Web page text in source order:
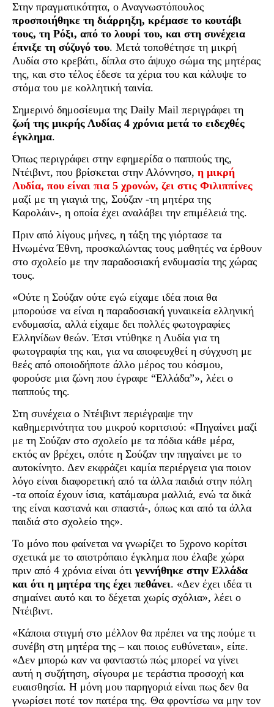
Στην πραγματικότητα, ο Αναγνωστόπουλος
προσποιήθηκε τη διάρρηξη, κρέμασε το κουτάβι
τους, τη Ρόξι, από το λουρί του, και στη συνέχεια
έπνιξε τη σύζυγό του. Μετά τοποθέτησε τη μικρή
Λυδία στο κρεβάτι, δίπλα στο άψυχο σώμα της μητέρας
της, και στο τέλος έδεσε τα χέρια του και κάλυψε το
στόμα του με κολλητική ταινία.
Σημερινό δημοσίευμα της Daily Mail περιγράφει τη
ζωή της μικρής Λυδίας 4 χρόνια μετά το ειδεχθές
έγκλημα.
Όπως περιγράφει στην εφημερίδα ο παππούς της,
Ντέιβιντ, που βρίσκεται στην Αλόννησο, η μικρή
Λυδία, που είναι πια 5 χρονών, ζει στις Φιλιππίνες
μαζί με τη γιαγιά της, Σούζαν -τη μητέρα της
Καρολάιν-, η οποία έχει αναλάβει την επιμέλειά της.
Πριν από λίγους μήνες, η τάξη της γιόρτασε τα
Ηνωμένα Έθνη, προσκαλώντας τους μαθητές να έρθουν
στο σχολείο με την παραδοσιακή ενδυμασία της χώρας
τους.
«Ούτε η Σούζαν ούτε εγώ είχαμε ιδέα ποια θα
μπορούσε να είναι η παραδοσιακή γυναικεία ελληνική
ενδυμασία, αλλά είχαμε δει πολλές φωτογραφίες
Ελληνίδων θεών. Έτσι ντύθηκε η Λυδία για τη
φωτογραφία της και, για να αποφευχθεί η σύγχυση με
θεές από οποιοδήποτε άλλο μέρος του κόσμου,
φορούσε μια ζώνη που έγραφε “Ελλάδα”», λέει ο
παππούς της.
Στη συνέχεια ο Ντέιβιντ περιέγραψε την
καθημερινότητα του μικρού κοριτσιού: «Πηγαίνει μαζί
με τη Σούζαν στο σχολείο με τα πόδια κάθε μέρα,
εκτός αν βρέχει, οπότε η Σούζαν την πηγαίνει με το
αυτοκίνητο. Δεν εκφράζει καμία περιέργεια για ποιον
λόγο είναι διαφορετική από τα άλλα παιδιά στην πόλη
-τα οποία έχουν ίσια, κατάμαυρα μαλλιά, ενώ τα δικά
της είναι καστανά και σπαστά-, όπως και από τα άλλα
παιδιά στο σχολείο της».
Το μόνο που φαίνεται να γνωρίζει το 5χρονο κορίτσι
σχετικά με το αποτρόπαιο έγκλημα που έλαβε χώρα
πριν από 4 χρόνια είναι ότι γεννήθηκε στην Ελλάδα
και ότι η μητέρα της έχει πεθάνει. «Δεν έχει ιδέα τι
σημαίνει αυτό και το δέχεται χωρίς σχόλια», λέει ο
Ντέιβιντ.
«Κάποια στιγμή στο μέλλον θα πρέπει να της πούμε τι
συνέβη στη μητέρα της – και ποιος ευθύνεται», είπε.
«Δεν μπορώ καν να φανταστώ πώς μπορεί να γίνει
αυτή η συζήτηση, σίγουρα με τεράστια προσοχή και
ευαισθησία. Η μόνη μου παρηγοριά είναι πως δεν θα
γνωρίσει ποτέ τον πατέρα της. Θα φροντίσω να μην τον